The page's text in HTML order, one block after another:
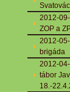
2012-
ZOP a
2012-
brigáda
2012-
tábor
18.-